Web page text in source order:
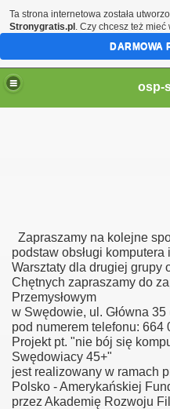
osp-
Zapraszamy na kolejne
podstaw obsługi
Warsztaty dla drugiej grupy
Chętnych zapraszamy do
Przemysłowym
w Swędowie, ul. Główna
pod numerem telefonu: 664
Projekt pt. "nie bój się
Swędowiacy 45+"
jest realizowany w ramach
Polsko - Amerykańskiej
przez Akademię Rozwoju
2016
Ta strona internetowa została
Stronygratis.pl . Czy chcesz też mieć
DARMOWA